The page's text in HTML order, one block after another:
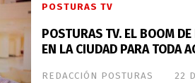
POSTURAS TV. EL BOOM
EN LA CIUDAD PARA TODA
REDACCIÓN POSTURAS
POSTURAS TV
22